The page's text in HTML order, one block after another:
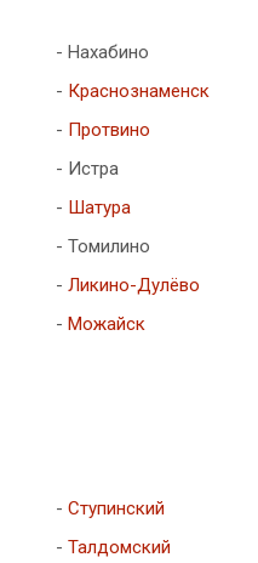
- Нахабино
- Краснознаменск
- Протвино
- Истра
- Шатура
- Томилино
- Ликино-Дулёво
- Можайск
- Ступинский
- Талдомский